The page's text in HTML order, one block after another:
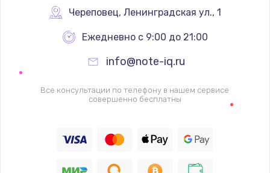
Череповец, Ленинградская ул., 1
Ежедневно с 9:00 до 21:00
info@note-iq.ru
Все консультации по телефону в нашем сервисе
совершенно бесплатны